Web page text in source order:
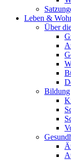
Leben &
Über
Bildung